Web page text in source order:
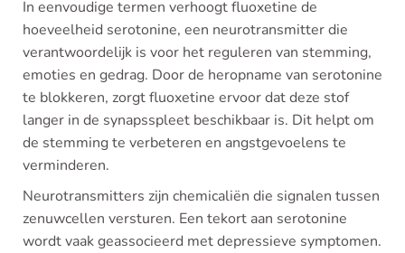
In eenvoudige termen verhoogt fluoxetine de
hoeveelheid serotonine, een neurotransmitter die
verantwoordelijk is voor het reguleren van stemming,
emoties en gedrag. Door de heropname van serotonine
te blokkeren, zorgt fluoxetine ervoor dat deze stof
langer in de synapsspleet beschikbaar is. Dit helpt om
de stemming te verbeteren en angstgevoelens te
verminderen.
Neurotransmitters zijn chemicaliën die signalen tussen
zenuwcellen versturen. Een tekort aan serotonine
wordt vaak geassocieerd met depressieve symptomen.